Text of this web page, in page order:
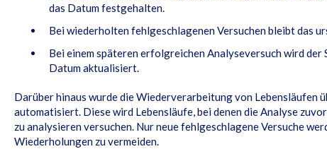
das Datum festgehalten.
Bei wiederholten fehlgeschlagenen Versuchen bleibt das
Bei einem späteren erfolgreichen Analyseversuch wird
Datum aktualisiert.
Darüber hinaus wurde die Wiederverarbeitung von Lebensläufen
automatisiert. Diese wird Lebensläufe, bei denen die Analyse
zu analysieren versuchen. Nur neue fehlgeschlagene Versuche
Wiederholungen zu vermeiden.